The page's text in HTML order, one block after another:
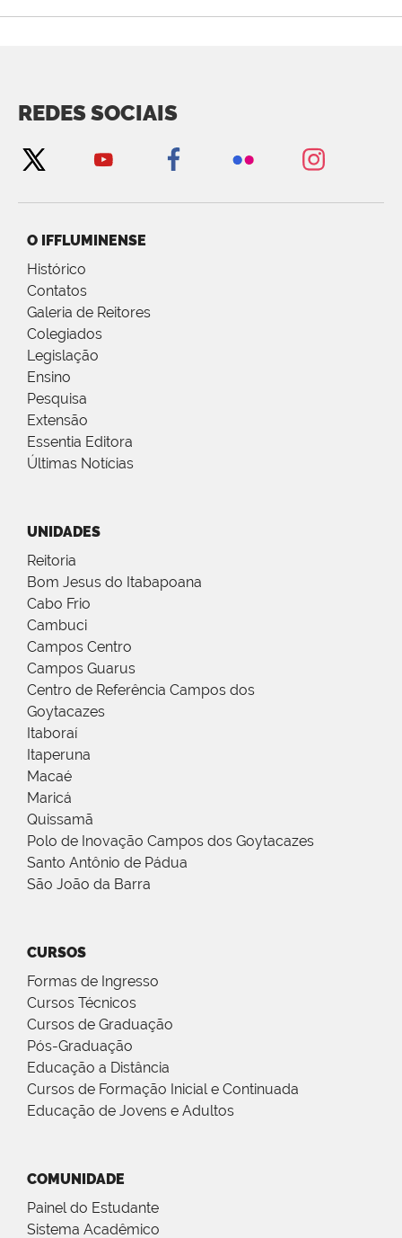
REDES SOCIAIS
O IFFLUMINENSE
Histórico
Contatos
Galeria de Reitores
Colegiados
Legislação
Ensino
Pesquisa
Extensão
Essentia Editora
Últimas Notícias
UNIDADES
Reitoria
Bom Jesus do Itabapoana
Cabo Frio
Cambuci
Campos Centro
Campos Guarus
Centro de Referência Campos dos
Goytacazes
Itaboraí
Itaperuna
Macaé
Maricá
Quissamã
Polo de Inovação Campos dos Goytacazes
Santo Antônio de Pádua
São João da Barra
CURSOS
Formas de Ingresso
Cursos Técnicos
Cursos de Graduação
Pós-Graduação
Educação a Distância
Cursos de Formação Inicial e Continuada
Educação de Jovens e Adultos
COMUNIDADE
Painel do Estudante
Sistema Acadêmico